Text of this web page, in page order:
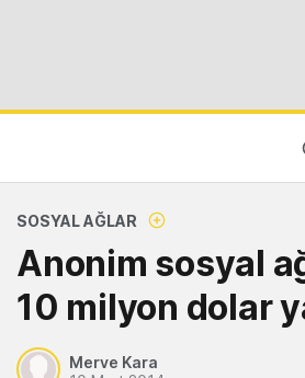
SOSYAL AĞLAR
Anonim sosyal
10 milyon dolar
Merve Kara